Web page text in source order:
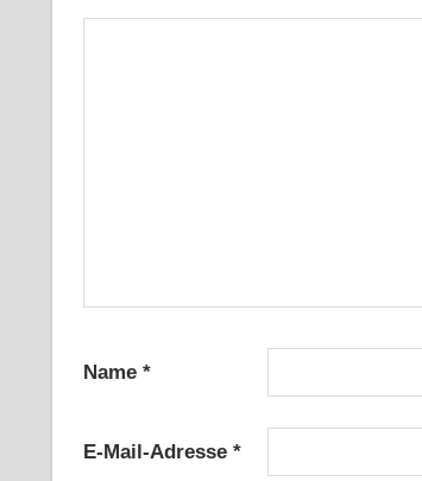
Name *
E-Mail-Adresse *